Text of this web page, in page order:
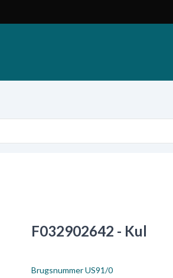
F032902642 - Kul
BrugsnummerUS91/0